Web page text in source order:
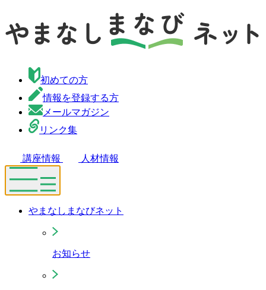
初めての方
情報を登録する方
メールマガジン
リンク集
講座情報 人材情報
やまなしまなびネット
お知らせ